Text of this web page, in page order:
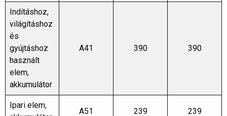
Indításhoz,
világításhoz
és
gyújtáshoz
használt
elem,
akkumulátor
A41 390 390
Ipari elem,
A51 239 239